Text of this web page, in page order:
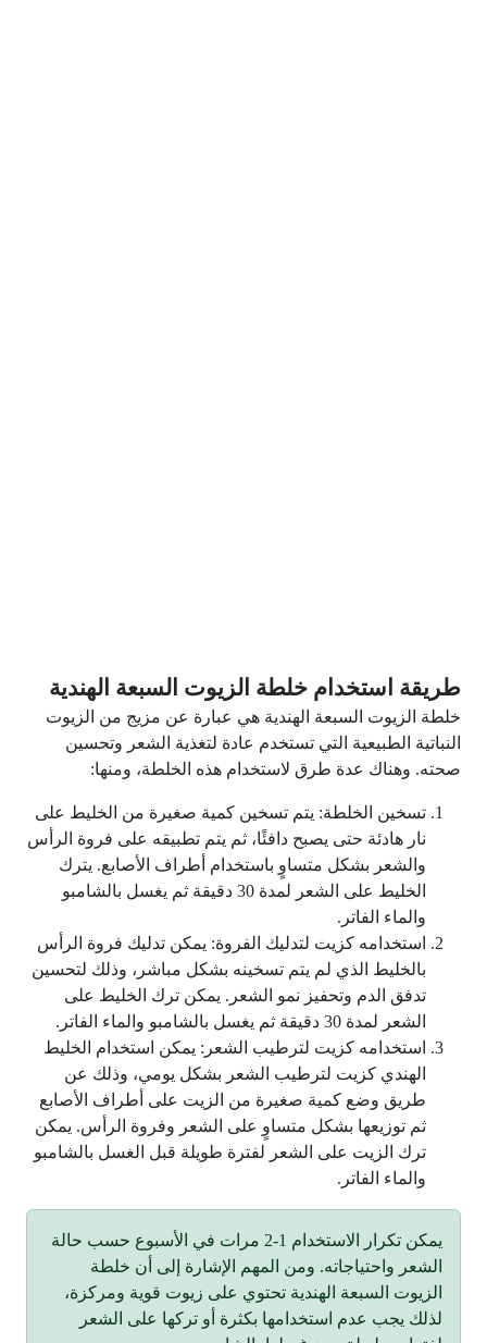
طريقة استخدام خلطة الزيوت السبعة الهندية
خلطة الزيوت السبعة الهندية هي عبارة عن مزيج من الزيوت
النباتية الطبيعية التي تستخدم عادة لتغذية الشعر وتحسين
صحته. وهناك عدة طرق لاستخدام هذه الخلطة، ومنها:
تسخين الخلطة: يتم تسخين كمية صغيرة من الخليط على
نار هادئة حتى يصبح دافئًا، ثم يتم تطبيقه على فروة الرأس
والشعر بشكل متساوٍ باستخدام أطراف الأصابع. يترك
الخليط على الشعر لمدة 30 دقيقة ثم يغسل بالشامبو
والماء الفاتر.
استخدامه كزيت لتدليك الفروة: يمكن تدليك فروة الرأس
بالخليط الذي لم يتم تسخينه بشكل مباشر، وذلك لتحسين
تدفق الدم وتحفيز نمو الشعر. يمكن ترك الخليط على
الشعر لمدة 30 دقيقة ثم يغسل بالشامبو والماء الفاتر.
استخدامه كزيت لترطيب الشعر: يمكن استخدام الخليط
الهندي كزيت لترطيب الشعر بشكل يومي، وذلك عن
طريق وضع كمية صغيرة من الزيت على أطراف الأصابع
ثم توزيعها بشكل متساوٍ على الشعر وفروة الرأس. يمكن
ترك الزيت على الشعر لفترة طويلة قبل الغسل بالشامبو
والماء الفاتر.
يمكن تكرار الاستخدام 1-2 مرات في الأسبوع حسب حالة
الشعر واحتياجاته. ومن المهم الإشارة إلى أن خلطة
الزيوت السبعة الهندية تحتوي على زيوت قوية ومركزة،
لذلك يجب عدم استخدامها بكثرة أو تركها على الشعر